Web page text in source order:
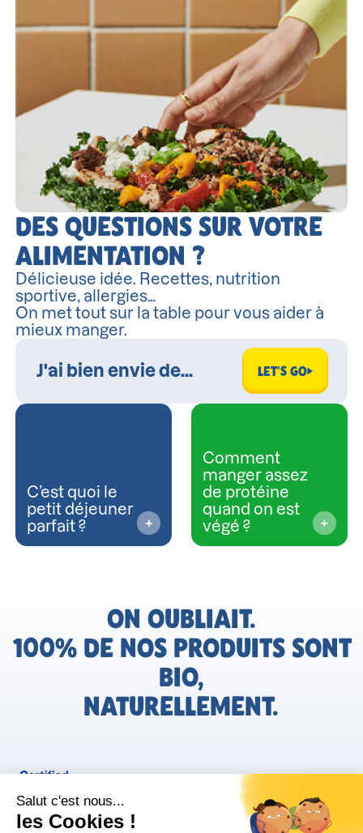
DES QUESTIONS SUR VOTRE
ALIMENTATION ?
Délicieuse idée. Recettes, nutrition
sportive, allergies…
On met tout sur la table pour vous aider à
mieux manger.
LET'S GO
C’est quoi le
petit déjeuner
parfait ?
Comment
manger assez
de protéine
quand on est
végé ?
ON OUBLIAIT.
100% DE NOS PRODUITS SONT
BIO,
NATURELLEMENT.
FR